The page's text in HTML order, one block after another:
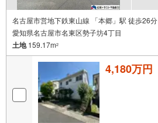
名古屋市営地下鉄東山線 「本郷」駅 徒歩26分
愛知県名古屋市名東区勢子坊4丁目
土地159.17m2
4,180万円